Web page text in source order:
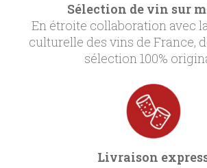
Sélection de vin sur
En étroite collaboration avec
culturelle des vins de France,
sélection 100%
Livraison